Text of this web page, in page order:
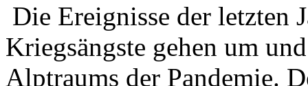
Die Ereignisse der letzten
Kriegsängste gehen um
Alptraums der Pandemie.